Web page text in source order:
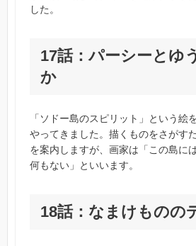
した。
17話：パーシーとゆ
か
「ソドー島のスピリット」という絵
やってきました。描くものをさがす
を案内しますが、画家は「この島に
何もない」といいます。
18話：なまけものの